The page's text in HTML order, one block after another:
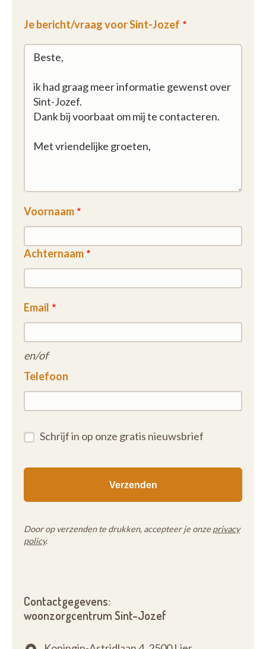
Je bericht/vraag voor Sint-Jozef
Voornaam
Achternaam
Email
en/of
Telefoon
Schrijf in op onze gratis nieuwsbrief
Door op verzenden te drukken, accepteer je onze privacy
policy.
Contactgegevens:
woonzorgcentrum Sint-Jozef